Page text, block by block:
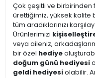
Çok çeşitli ve birbirinden
ürettiğimiz, yüksek kalite
tüm aradıklarınızı
Ürünlerimizi
veya aileniz,
bir özel hediye
doğum günü hediyesi
geldi hediyesiolabilir.